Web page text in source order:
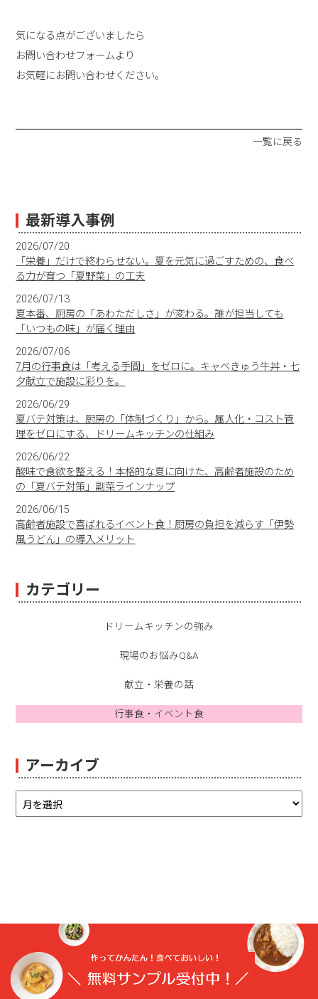
気になる点がございましたら
お問い合わせフォームより
お気軽にお問い合わせください。
一覧に戻る
最新導入事例
2026/07/20
「栄養」だけで終わらせない。夏を元気に過ごすための、食べ
る力が育つ「夏野菜」の工夫
2026/07/13
夏本番、厨房の「あわただしさ」が変わる。誰が担当しても
「いつもの味」が届く理由
2026/07/06
7月の行事食は「考える手間」をゼロに。キャベきゅう牛丼・七
夕献立で施設に彩りを。
2026/06/29
夏バテ対策は、厨房の「体制づくり」から。属人化・コスト管
理をゼロにする、ドリームキッチンの仕組み
2026/06/22
酸味で食欲を整える！本格的な夏に向けた、高齢者施設のため
の「夏バテ対策」副菜ラインナップ
2026/06/15
高齢者施設で喜ばれるイベント食！厨房の負担を減らす「伊勢
風うどん」の導入メリット
カテゴリー
ドリームキッチンの強み
現場のお悩みQ&A
献立・栄養の話
行事食・イベント食
アーカイブ